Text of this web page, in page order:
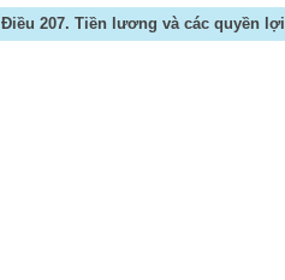
Điều 207. Tiền lương và các quyền lợi hợp pháp khác của người lao động trong thời gian đình công